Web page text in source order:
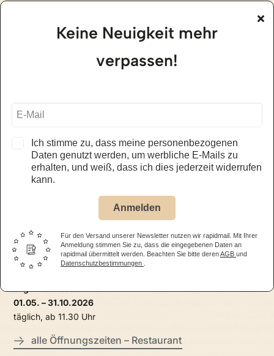
zum Veranstaltungskalender
Öffnungszeiten
Auto & Traktor Museum Bodensee
täglich, 09.30 – 17.30 Uhr
alle Öffnungszeiten – Museum
01.05. – 31.10.2026
täglich, ab 11.30 Uhr
alle Öffnungszeiten – Restaurant
Keine Neuigkeit mehr
verpassen!
Ich stimme zu, dass meine personenbezogenen
Daten genutzt werden, um werbliche E-Mails zu
erhalten, und weiß, dass ich dies jederzeit widerrufen
kann.
Anmelden
Für den Versand unserer Newsletter nutzen wir rapidmail. Mit Ihrer
Anmeldung stimmen Sie zu, dass die eingegebenen Daten an
rapidmail übermittelt werden. Beachten Sie bitte derenAGB und
Datenschutzbestimmungen